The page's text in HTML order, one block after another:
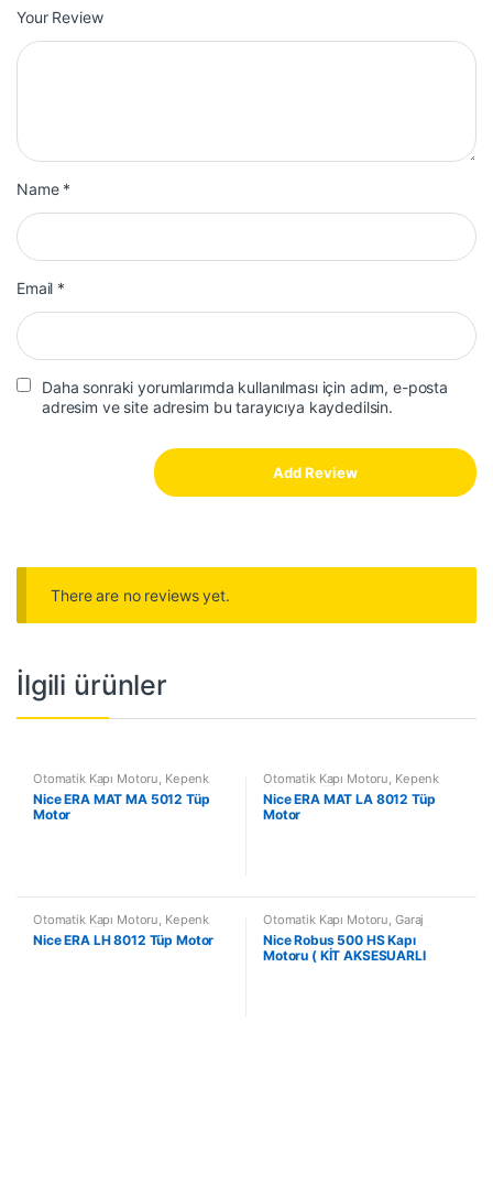
Your Review
Name *
Email *
Daha sonraki yorumlarımda kullanılması için adım, e-posta
adresim ve site adresim bu tarayıcıya kaydedilsin.
There are no reviews yet.
İlgili ürünler
Otomatik Kapı Motoru, Kepenk
Motorları, Tüp Kepenk Motorları
Nice ERA MAT MA 5012 Tüp
Motor
Otomatik Kapı Motoru, Kepenk
Motorları, Tüp Kepenk Motorları
Nice ERA MAT LA 8012 Tüp
Motor
Otomatik Kapı Motoru, Kepenk
Motorları, Tüp Kepenk Motorları
Nice ERA LH 8012 Tüp Motor
Otomatik Kapı Motoru, Garaj
Kapısı Motorları,Yana Kayar Kapı
Motorları
Nice Robus 500 HS Kapı
Motoru ( KİT AKSESUARLI